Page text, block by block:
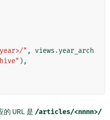
" , views .year_arch
),
的 URL 是 /articles/<nnnn>/